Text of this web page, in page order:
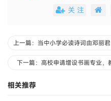
关 注
下一篇：高校申请增设书画专业，
相关推荐